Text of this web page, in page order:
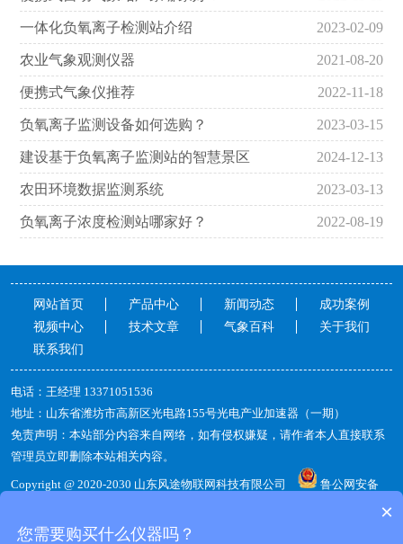
一体化负氧离子检测站介绍 2023-02-09
农业气象观测仪器 2021-08-20
便携式气象仪推荐 2022-11-18
负氧离子监测设备如何选购？ 2023-03-15
建设基于负氧离子监测站的智慧景区 2024-12-13
农田环境数据监测系统 2023-03-13
负氧离子浓度检测站哪家好？ 2022-08-19
网站首页 产品中心 新闻动态
成功案例
视频中心
技术文章 气象百科
关于我们
联系我们
电话：王经理13371051536
地址：山东省潍坊市高新区光电路155号光电产业加速器（一期）
免责声明：本站部分内容来自网络，如有侵权嫌疑，请作者本人直接联系
管理员立即删除本站相关内容。
Copyright@2020-2030山东风途物联网科技有限公司
鲁公网安备
×
您需要购买什么仪器吗？